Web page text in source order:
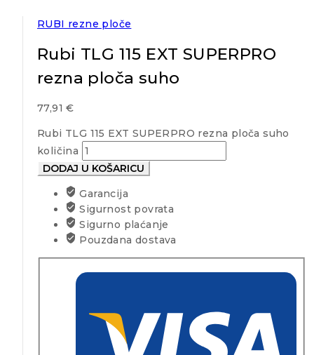
RUBI rezne ploče
Rubi TLG 115 EXT SUPERPRO
rezna ploča suho
77,91€
Rubi TLG 115 EXT SUPERPRO rezna ploča suho
količina
DODAJ U KOŠARICU
Garancija
Sigurnost povrata
Sigurno plaćanje
Pouzdana dostava